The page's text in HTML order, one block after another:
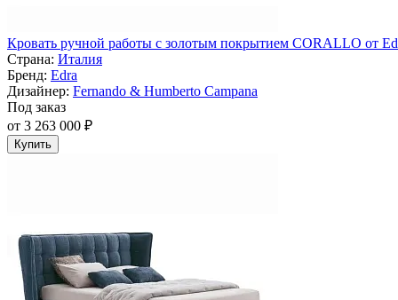
Кровать ручной работы с золотым покрытием CORALLO от
Страна: Италия
Бренд: Edra
Дизайнер: Fernando & Humberto Campana
Под заказ
от 3 263 000 ₽
Купить